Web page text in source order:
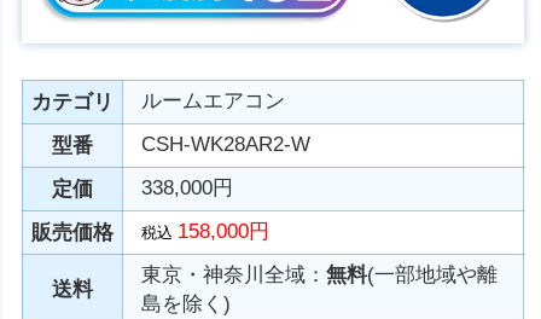
カテゴリ
ルームエアコン
型番
CSH-WK28AR2-W
定価
338,000円
販売価格
税込 158,000円
送料
東京・神奈川全域：無料(一部地域や離
島を除く)